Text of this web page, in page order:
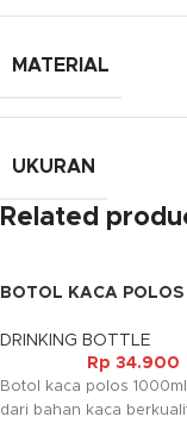
MATERIAL
UKURAN
Related
BOTOL KACA POLOS
DRINKING BOTTLE
Rp 34.900
Botol kaca polos
dari bahan kaca